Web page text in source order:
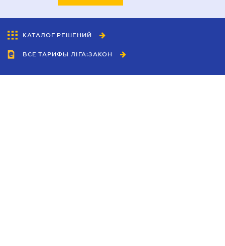
КАТАЛОГ РЕШЕНИЙ
ВСЕ ТАРИФЫ ЛІГА:ЗАКОН